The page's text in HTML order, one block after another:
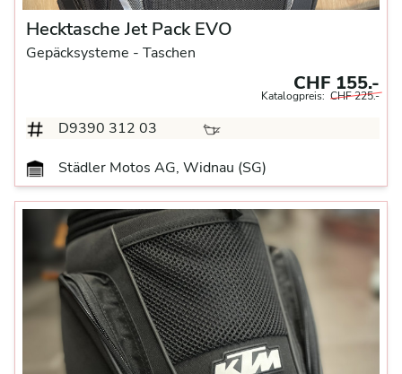
Hecktasche Jet Pack EVO
Gepäcksysteme - Taschen
CHF 155.-
Katalogpreis: CHF 225.-
D9390 312 03
Städler Motos AG, Widnau (SG)